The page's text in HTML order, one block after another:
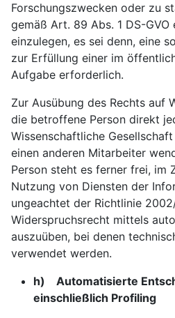
Forschungszwecken oder zu
gemäß Art. 89 Abs. 1 DS-
einzulegen, es sei denn, eine
zur Erfüllung einer im
Aufgabe erforderlich.
Zur Ausübung des Rechts auf
die betroffene Person direkt
Wissenschaftliche
einen anderen Mitarbeiter
Person steht es ferner frei, im
Nutzung von Diensten der
ungeachtet der Richtlinie
Widerspruchsrecht mittels
auszuüben, bei denen
verwendet werden.
h) Automatisierte
einschließlich Profiling